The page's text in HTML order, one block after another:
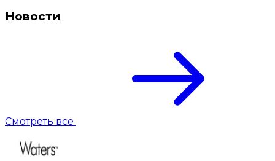
Новости
Смотреть все